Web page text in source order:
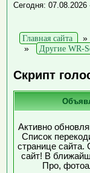
Сегодня: 07.08.2026
Главная сайта »
»
Другие WR-
Скрипт
Активно
Список
странице сайта.
сайт! В
Про,